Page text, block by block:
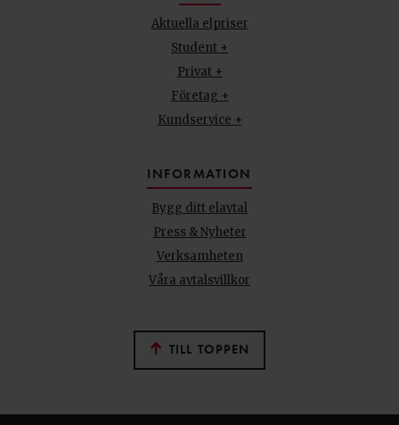
Aktuella elpriser
Student +
Privat +
Företag +
Kundservice +
INFORMATION
Bygg ditt elavtal
Press & Nyheter
Verksamheten
Våra avtalsvillkor
TILL TOPPEN